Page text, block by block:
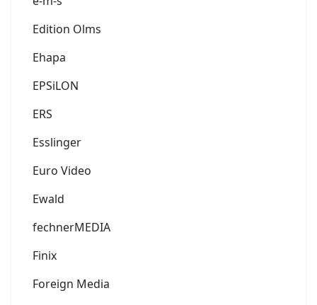
Edition Olms
Ehapa
EPSiLON
ERS
Esslinger
Euro Video
Ewald
fechnerMEDIA
Finix
Foreign Media